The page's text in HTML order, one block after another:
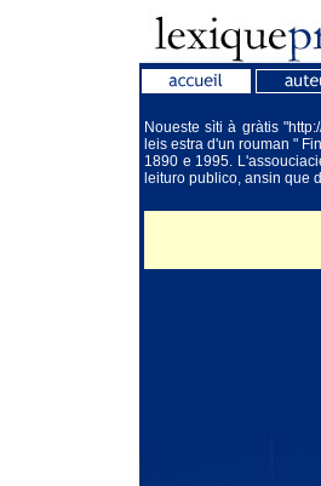
Noueste sìti à gràtis
leis estra d'un rouman "
1890 e 1995.
leituro publico, ansin que